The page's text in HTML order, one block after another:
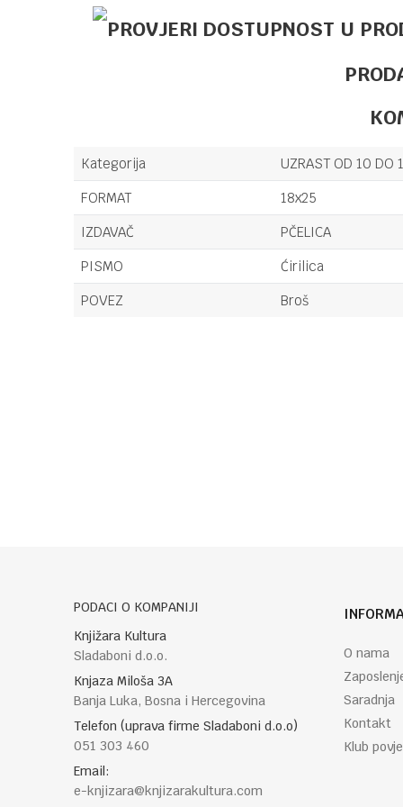
Kategorija
UZRAST OD 10 DO
FORMAT
18x25
IZDAVAČ
PČELICA
PISMO
Ćirilica
POVEZ
Broš
PODACI O KOMPANIJI
Knjižara Kultura
Sladaboni d.o.o.
Knjaza Miloša 3A
Banja Luka, Bosna i Hercegovina
Telefon (uprava firme Sladaboni d.o.o)
051 303 460
Email:
e-knjizara@knjizarakultura.com
O nama
Saradnja
Kontakt
Klub